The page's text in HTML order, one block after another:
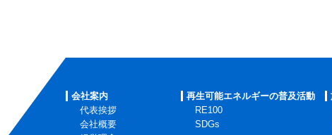
会社案内
代表挨拶
会社概要
再生可能エネルギーの普及活動
RE100
SDGs